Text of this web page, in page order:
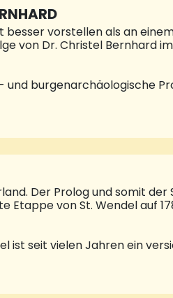
vorstellen als an
von Dr. Christel Bernhard
burgenarchäologische
Grüneberg-Wehner mit
von Kirkel, und
für das Sachgebiet Kultur
zählten u. a. eine
mit Kartierung von Burgen
Der Prolog und somit
von St. Wendel auf
ist seit vielen Jahren ein
MTB-WorldCups bis
technisch
für die Zuschauenden